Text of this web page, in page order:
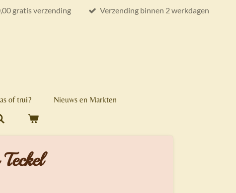
gratis verzending Verzending binnen 2 werkdagen
of trui?
Nieuws en Markten